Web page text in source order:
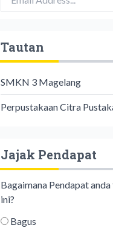
Tautan
SMKN 3 Magelang
Perpustakaan Citra
Jajak Pendapat
Bagaimana Pendapat
ini?
Bagus